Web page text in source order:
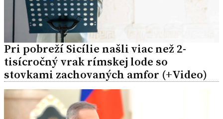
Pri pobreží Sicílie našli viac než 2-
tisícročný vrak rímskej lode so
stovkami zachovaných amfor (+Video)